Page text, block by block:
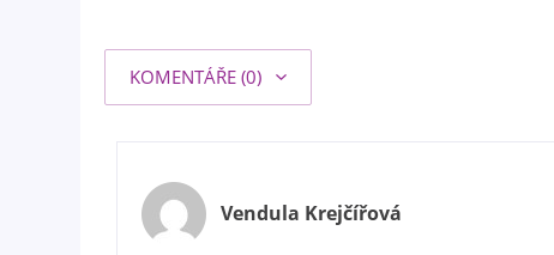
KOMENTÁŘE (0)
Vendula Krejčířová